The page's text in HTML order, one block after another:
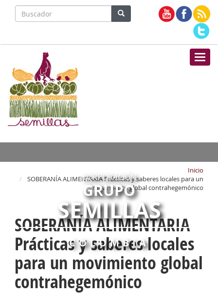
CORPORACIÓN
GRUPO
SEMILLAS
COLOMBIA
Inicio
SOBERANÍA ALIMENTARIA Prácticas y saberes locales para un
movimiento global contrahegemónico
SOBERANÍA ALIMENTARIA
Prácticas y saberes locales
para un movimiento global
contrahegemónico